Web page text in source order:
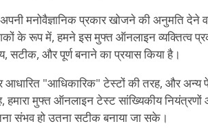
अपनी मनोवैज्ञानिक प्रकार खोजने की अनुमति
के रूप में, हमने इस मुफ्त ऑनलाइन व्यक्तित्व
सटीक, और पूर्ण बनाने का प्रयास किया है।
आधारित "आधिकारिक" टेस्टों की तरह, और
हमारा मुफ्त ऑनलाइन टेस्ट सांख्यिकीय
संभव हो उतना सटीक बनाया जा सके।